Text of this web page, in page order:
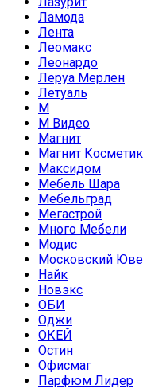
Ламода
Лента
Леомакс
Леонардо
Леруа Мерлен
Летуаль
М
М Видео
Магнит
Магнит Косметик
Максидом
Мебель Шара
Мебельград
Мегастрой
Много Мебели
Модис
Московский
Найк
Новэкс
ОБИ
Оджи
ОКЕЙ
Остин
Офисмаг
Парфюм Лидер